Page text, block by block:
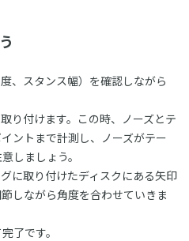
、スタンス幅）を確認しながら
り付けます。この時、ノーズとテ
ントまで計測し、ノーズがテー
しましょう。
に取り付けたディスクにある矢印
しながら角度を合わせていきま
了です。